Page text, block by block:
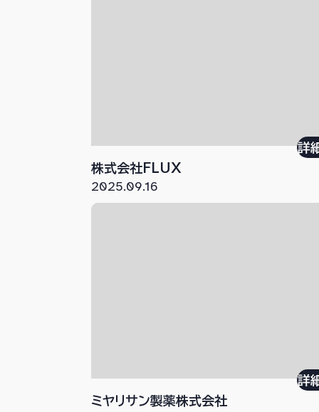
株式会社FLUX
詳
2025.09.16
ミヤリサン製薬株式会社
詳